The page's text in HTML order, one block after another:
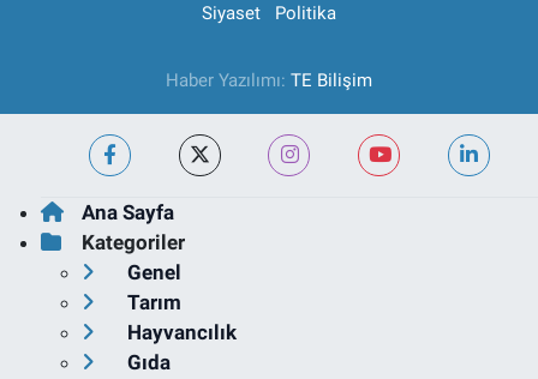
Siyaset
Politika
Haber Yazılımı: TE Bilişim
Ana Sayfa
Kategoriler
Genel
Tarım
Hayvancılık
Gıda